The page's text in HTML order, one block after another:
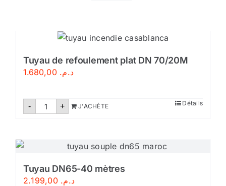
Tuyau de refoulement plat DN 70/20M
د.م. 1.680,00
- quantité
+ J'ACHÈTE Détails
Tuyau DN65-40 mètres
د.م. 2.199,00